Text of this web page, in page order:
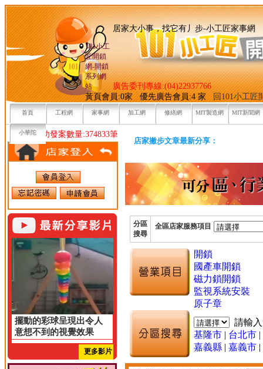
101小工
匠開鎖
網-開鎖
系列網
站
居家大小事，找它有丿步-小
廣告委刊專線:(04)22937766
黃頁會員:0家 優先廣告會員:4 家回101小工匠
首頁 工程網 家事網 加工網 修繕網 MIT製造網 MIT新聞網
小華陀
目前已成功發案數量:374833筆
擺動的彩球呈現出令人
意想不到的視覺效果
更多影片
店家撇步文章最新分享：
分區
搜尋
全區店家服務項目
開鎖
國產車開鎖
磁力鎖開鎖
監視系統安裝
原子章
請輸
基隆市 | 台北市 |
嘉義縣 | 嘉義市 |